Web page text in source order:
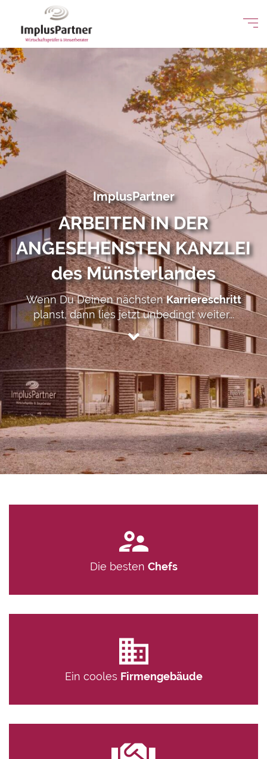
ImplusPartner
ARBEITEN IN DER
ANGESEHENSTEN KANZLEI
des Münsterlandes
Wenn Du Deinen nächstenKarriereschritt
planst, dann lies jetzt unbedingt weiter...
Die besten Chefs
Ein cooles Firmengebäude